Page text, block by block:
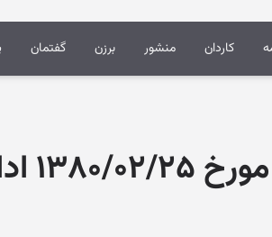
کاردان منشور برزن گفتمان
نظر